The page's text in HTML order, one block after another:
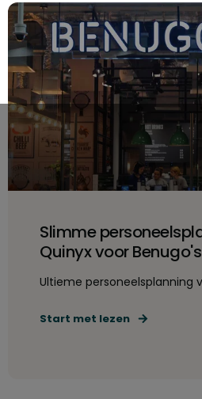
Slimme
Quinyx voor
Ultieme personeelsplanning
Start met lezen